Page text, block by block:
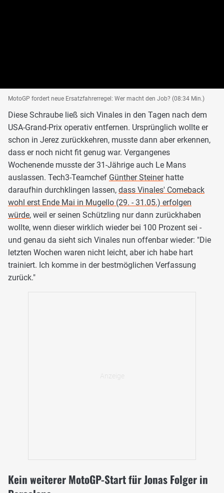
MotoGP fordert neue Ersatzfahrerregel: Wer macht den Job? (08:34 Min.)
Diese Schraube ließ sich Vinales in den Tagen nach dem
USA-Grand-Prix operativ entfernen. Ursprünglich wollte er
schon in Jerez zurückkehren, musste dann aber erkennen,
dass er noch nicht fit genug war. Vergangenes
Wochenende musste der 31-Jährige auch Le Mans
auslassen. Tech3-Teamchef Günther Steinerhatte
daraufhin durchklingen lassen, dass Vinales' Comeback
wohl erst Ende Mai in Mugello (29. - 31.05.) erfolgen
würde, weil er seinen Schützling nur dann zurückhaben
wollte, wenn dieser wirklich wieder bei 100 Prozent sei -
und genau da sieht sich Vinales nun offenbar wieder: "Die
letzten Wochen waren nicht leicht, aber ich habe hart
trainiert. Ich komme in der bestmöglichen Verfassung
zurück."
Kein weiterer MotoGP-Start für Jonas Folger in